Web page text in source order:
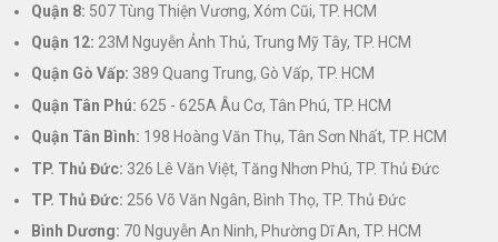
Quận 8: 507 Tùng Thiện Vương, Xóm Cũi, TP. HCM
Quận 12: 23M Nguyễn Ảnh Thủ, Trung Mỹ Tây, TP. HCM
Quận Gò Vấp: 389 Quang Trung, Gò Vấp, TP. HCM
Quận Tân Phú: 625 - 625A Âu Cơ, Tân Phú, TP. HCM
Quận Tân Bình: 198 Hoàng Văn Thụ, Tân Sơn Nhất, TP. HCM
TP. Thủ Đức: 326 Lê Văn Việt, Tăng Nhơn Phú, TP. Thủ Đức
TP. Thủ Đức: 256 Võ Văn Ngân, Bình Thọ, TP. Thủ Đức
Bình Dương: 70 Nguyễn An Ninh, Phường Dĩ An, TP. HCM